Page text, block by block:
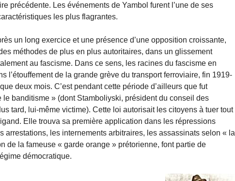
précédente. Les événements de Yambol furent l’une de ses
les plus flagrantes.
un long exercice et une présence d’une opposition croissante,
méthodes de plus en plus autoritaires, dans un glissement
au fascisme. Dans ce sens, les racines du fascisme en
l’étouffement de la grande grève du transport ferroviaire, fin 1919-
deux mois. C’est pendant cette période d’ailleurs que fut
le banditisme » (dont Stamboliyski, président du conseil des
tard, lui-même victime). Cette loi autorisait les citoyens à tuer tout
Elle trouva sa première application dans les répressions
arrestations, les internements arbitraires, les assassinats selon « la
de la fameuse « garde orange » prétorienne, font partie de
démocratique.